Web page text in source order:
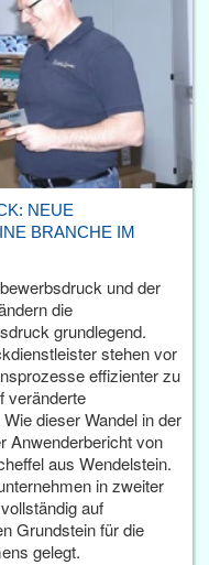
NEUE
BRANCHE IM
und der
die
grundlegend.
stehen vor
effizienter zu
veränderte
dieser Wandel in der
Anwenderbericht von
aus Wendelstein.
in zweiter
auf
Grundstein für die
gelegt.